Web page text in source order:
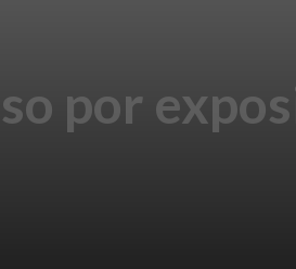
por